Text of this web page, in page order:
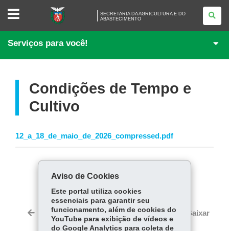
SECRETARIA
AGRICULTURA
E
DO
ABASTECIMENTO
SECRETARIA DA AGRICULTURA E DO
ABASTECIMENTO
Serviços para você!
Condições de Tempo e
Cultivo
12_a_18_de_maio_de_2026_compressed.pdf
ce
bo
ok
Tw
itt
ts
Ap
Voltar Início Imprimir Baixar
Aviso de Cookies
Este portal utiliza cookies
essenciais para garantir seu
funcionamento, além de cookies do
YouTube para exibição de vídeos e
do Google Analytics para coleta de